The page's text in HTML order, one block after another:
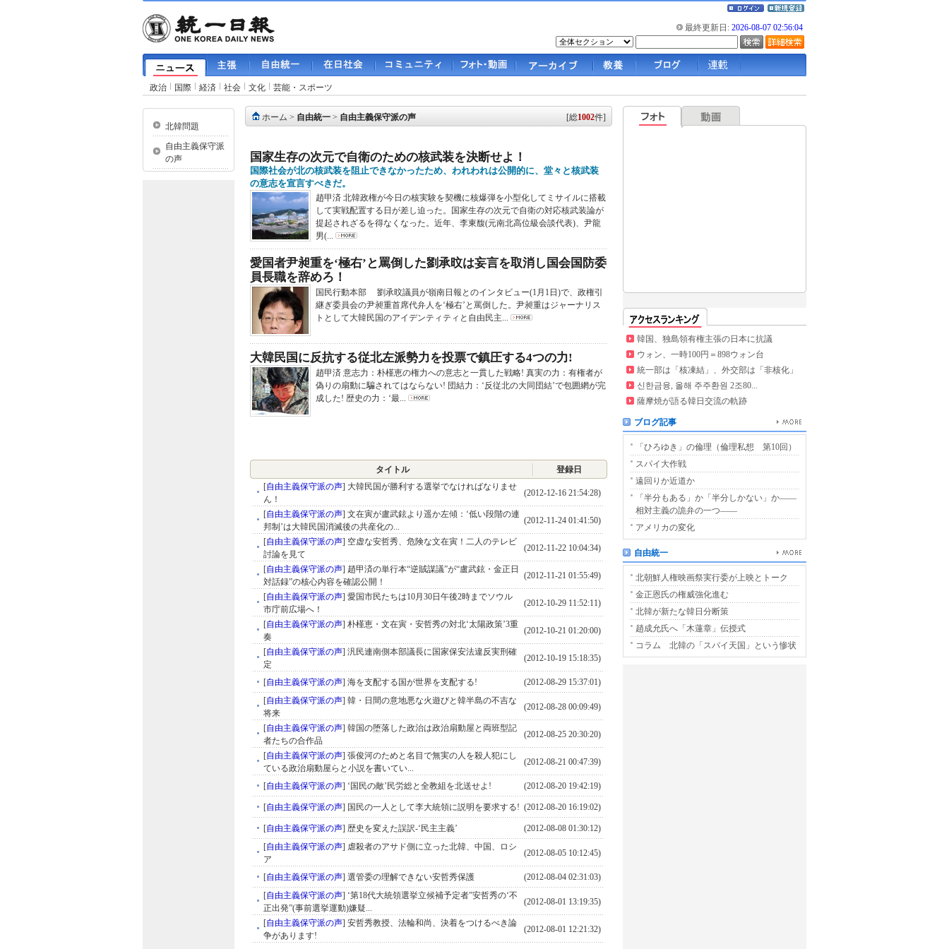
最終更新日: 2026-08-07 02:56:04
政治 国際 経済 社会 文化 芸能・スポーツ
北韓問題
自由主義保守派
の声
ホーム > 自由統一 > 自由主義保守派の声 [総1002件]
国家生存の次元で自衛のための核武装を決断せよ！
国際社会が北の核武装を阻止できなかったため、われわれは公開的に、堂々と核武装
の意志を宣言すべきだ。
趙甲済 北韓政権が今日の核実験を契機に核爆弾を小型化してミサイルに搭載
して実戦配置する日が差し迫った。国家生存の次元で自衛の対応核武装論が
提起されざるを得なくなった。近年、李東馥(元南北高位級会談代表)、尹龍
男(...
愛国者尹昶重を‘極右’と罵倒した劉承旼は妄言を取消し国会国防委
員長職を辞めろ！
国民行動本部 劉承旼議員が嶺南日報とのインタビュー(1月1日)で、政権引
継ぎ委員会の尹昶重首席代弁人を‘極右’と罵倒した。尹昶重はジャーナリス
トとして大韓民国のアイデンティティと自由民主...
大韓民国に反抗する従北左派勢力を投票で鎮圧する4つの力!
趙甲済 意志力：朴槿恵の権力への意志と一貫した戦略! 真実の力：有権者が
偽りの扇動に騙されてはならない! 団結力：‘反従北の大同団結’で包囲網が完
成した! 歴史の力：‘最...
タイトル
登録日
[自由主義保守派の声] 大韓民国が勝利する選挙でなければなりませ
ん！
(2012-12-16 21:54:28)
[自由主義保守派の声] 文在寅が盧武鉉より遥か左傾：‘低い段階の連
邦制’は大韓民国消滅後の共産化の...
(2012-11-24 01:41:50)
[自由主義保守派の声] 空虚な安哲秀、危険な文在寅！二人のテレビ
討論を見て
(2012-11-22 10:04:34)
[自由主義保守派の声] 趙甲済の単行本“逆賊謀議”が“盧武鉉・金正日
対話録”の核心内容を確認公開！
(2012-11-21 01:55:49)
[自由主義保守派の声] 愛国市民たちは10月30日午後2時までソウル
市庁前広場へ！
(2012-10-29 11:52:11)
[自由主義保守派の声] 朴槿恵・文在寅・安哲秀の対北‘太陽政策’3重
奏
(2012-10-21 01:20:00)
[自由主義保守派の声] 汎民連南側本部議長に国家保安法違反実刑確
定
(2012-10-19 15:18:35)
[自由主義保守派の声] 海を支配する国が世界を支配する!
(2012-08-29 15:37:01)
[自由主義保守派の声] 韓・日間の意地悪な火遊びと韓半島の不吉な
将来
(2012-08-28 00:09:49)
[自由主義保守派の声] 韓国の堕落した政治は政治扇動屋と両班型記
者たちの合作品
(2012-08-25 20:30:20)
[自由主義保守派の声] 張俊河のためと名目で無実の人を殺人犯にし
ている政治扇動屋らと小説を書いてい...
(2012-08-21 00:47:39)
[自由主義保守派の声] ‘国民の敵’民労総と全教組を北送せよ! (2012-08-20 19:42:19)
[自由主義保守派の声] 国民の一人として李大統領に説明を要求する! (2012-08-20 16:19:02)
[自由主義保守派の声] 歴史を変えた誤訳-‘民主主義’
(2012-08-08 01:30:12)
[自由主義保守派の声] 虐殺者のアサド側に立った北韓、中国、ロシ
ア
(2012-08-05 10:12:45)
[自由主義保守派の声] 選管委の理解できない安哲秀保護
(2012-08-04 02:31:03)
[自由主義保守派の声] ‘第18代大統領選挙立候補予定者”安哲秀の‘不
正出発”(事前選挙運動)嫌疑...
(2012-08-01 13:19:35)
[自由主義保守派の声] 安哲秀教授、法輪和尚、決着をつけるべき論
争があります!
(2012-08-01 12:21:32)
韓国、独島領有権主張の日本に抗議
ウォン、一時100円＝898ウォン台
統一部は「核凍結」、外交部は「非核化」
신한금융, 올해 주주환원 2조80...
薩摩焼が語る韓日交流の軌跡
ブログ記事
「ひろゆき」の倫理（倫理私想 第10回）
スパイ大作戦
遠回りか近道か
「半分もある」か「半分しかない」か――
相対主義の詭弁の一つ――
アメリカの変化
自由統一
北朝鮮人権映画祭実行委が上映とトーク
金正恩氏の権威強化進む
北韓が新たな韓日分断策
趙成允氏へ「木蓮章」伝授式
コラム 北韓の「スパイ天国」という惨状